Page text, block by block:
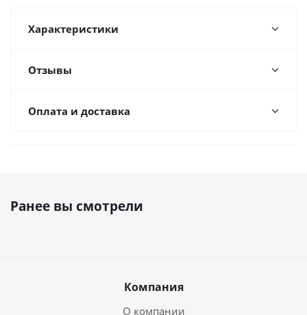
Характеристики
Отзывы
Оплата и доставка
Ранее вы смотрели
Компания
О компании